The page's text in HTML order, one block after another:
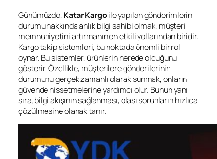
Günümüzde, Katar Kargoile yapılan gönderimlerin
durumu hakkında anlık bilgi sahibi olmak, müşteri
memnuniyetini artırmanın en etkili yollarından biridir.
Kargo takip sistemleri, bu noktada önemli bir rol
oynar. Bu sistemler, ürünlerin nerede olduğunu
gösterir. Özellikle, müşterilere gönderilerinin
durumunu gerçek zamanlı olarak sunmak, onların
güvende hissetmelerine yardımcı olur. Bunun yanı
sıra, bilgi akışının sağlanması, olası sorunların hızlıca
çözülmesine olanak tanır.